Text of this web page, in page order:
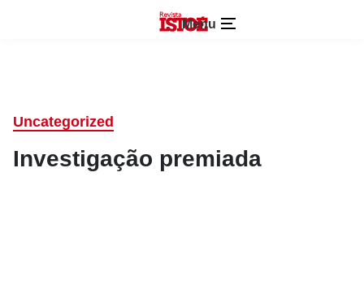
Menu
Uncategorized
Investigação premiada